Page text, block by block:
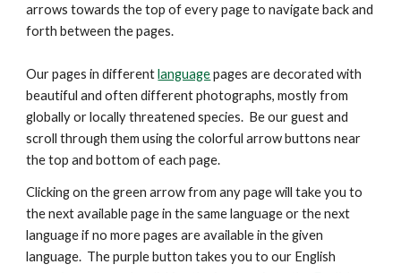
arrowstowards the top of every page to navigate back and
forth between the pages.
Our pages in differentlanguagepages are decorated with
beautiful and often different photographs, mostly from
globally or locally threatened species. Be our guest and
scroll through them using the colorful arrow buttons near
the top and bottom of each page.
Clicking on the green arrow from any page will take you to
the next available page in the same language or the next
language if no more pages are available in the given
language. The purple button takes you to our English